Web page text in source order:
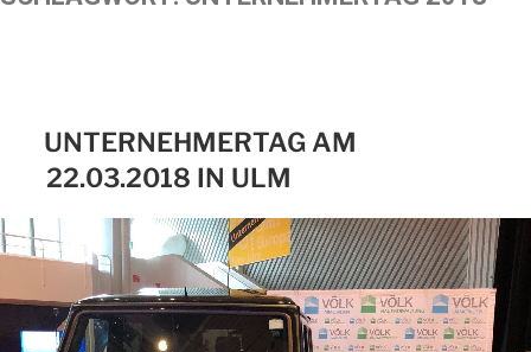
UNTERNEHMERTAG AM
22.03.2018 IN ULM